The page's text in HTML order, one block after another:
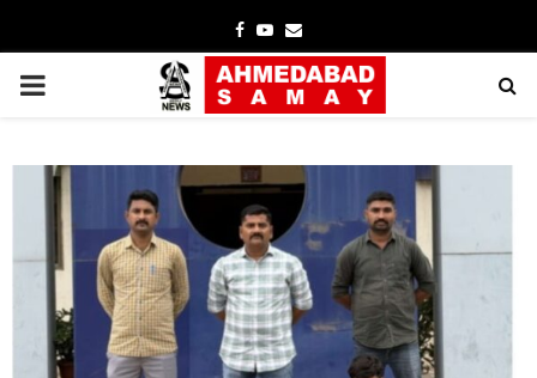
Facebook
YoutubeEmail
PRIMARY